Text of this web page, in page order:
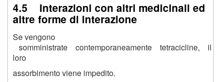
4.5 Interazioni con altri medicinali ed
altre forme di interazione
Se vengono
somministrate contemporaneamente tetracicline, il
loro
assorbimento viene impedito.